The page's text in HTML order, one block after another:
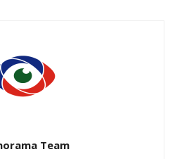
Team